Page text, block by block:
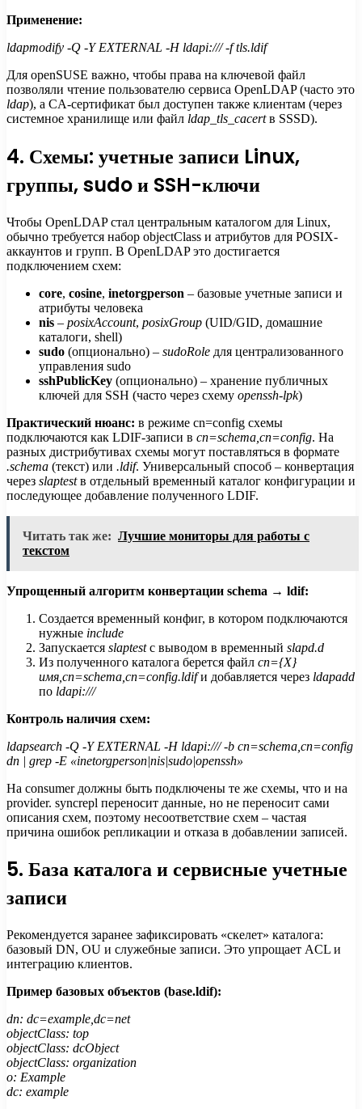
Применение:
ldapmodify -Q -Y EXTERNAL -H ldapi:/// -f tls.ldif
Для openSUSE важно, чтобы права на ключевой файл
позволяли чтение пользователю сервиса OpenLDAP (часто это
ldap), а CA-сертификат был доступен также клиентам (через
системное хранилище или файл ldap_tls_cacertв SSSD).
4. Схемы: учетные записи Linux,
группы, sudo и SSH-ключи
Чтобы OpenLDAP стал центральным каталогом для Linux,
обычно требуется набор objectClass и атрибутов для POSIX-
аккаунтов и групп. В OpenLDAP это достигается
подключением схем:
core, cosine, inetorgperson – базовые учетные записи и
атрибуты человека
nis – posixAccount, posixGroup (UID/GID, домашние
каталоги, shell)
sudo (опционально) – sudoRole для централизованного
управления sudo
sshPublicKey (опционально) – хранение публичных
ключей для SSH (часто через схему openssh-lpk)
Практический нюанс: в режиме cn=config схемы
подключаются как LDIF-записи в cn=schema,cn=config. На
разных дистрибутивах схемы могут поставляться в формате
.schema (текст) или .ldif. Универсальный способ – конвертация
через slaptestв отдельный временный каталог конфигурации и
последующее добавление полученного LDIF.
Читать так же: Лучшие мониторы для работы с
текстом
Упрощенный алгоритм конвертации schema → ldif:
Создается временный конфиг, в котором подключаются
нужные include
Запускается slaptestс выводом в временный slapd.d
Из полученного каталога берется файл cn={X}
имя,cn=schema,cn=config.ldifи добавляется через ldapadd
по ldapi:///
Контроль наличия схем:
ldapsearch -Q -Y EXTERNAL -H ldapi:/// -b cn=schema,cn=config
dn | grep -E «inetorgperson|nis|sudo|openssh»
На consumer должны быть подключены те же схемы, что и на
provider. syncrepl переносит данные, но не переносит сами
описания схем, поэтому несоответствие схем – частая
причина ошибок репликации и отказа в добавлении записей.
5. База каталога и сервисные учетные
записи
Рекомендуется заранее зафиксировать «скелет» каталога:
базовый DN, OU и служебные записи. Это упрощает ACL и
интеграцию клиентов.
Пример базовых объектов (base.ldif):
dn: dc=example,dc=net
objectClass: top
objectClass: dcObject
objectClass: organization
o: Example
dc: example